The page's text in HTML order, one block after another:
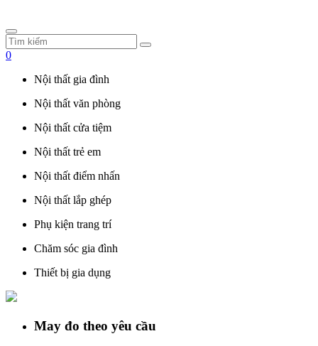
0
Nội thất gia đình
Nội thất văn phòng
Nội thất cửa tiệm
Nội thất trẻ em
Nội thất điểm nhấn
Nội thất lắp ghép
Phụ kiện trang trí
Chăm sóc gia đình
Thiết bị gia dụng
May đo theo yêu cầu